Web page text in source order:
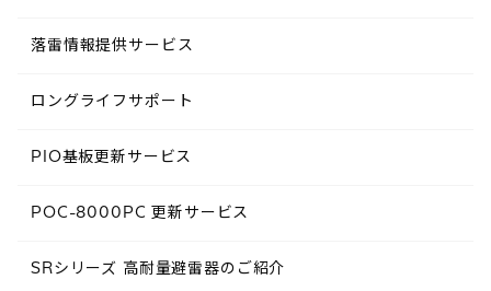
落雷情報提供サービス
ロングライフサポート
PIO基板更新サービス
POC-8000PC 更新サービス
SRシリーズ 高耐量避雷器のご紹介